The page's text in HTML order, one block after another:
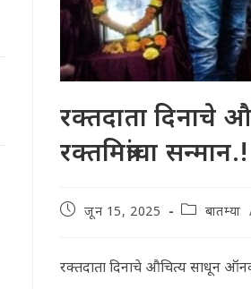
रक्तदाता दिनाचे
रक्तमित्रांचा सन्मान.!
Postजून 15, 2025
Postबातम्या
रक्तदाता दिनाचे औचित्य साधून